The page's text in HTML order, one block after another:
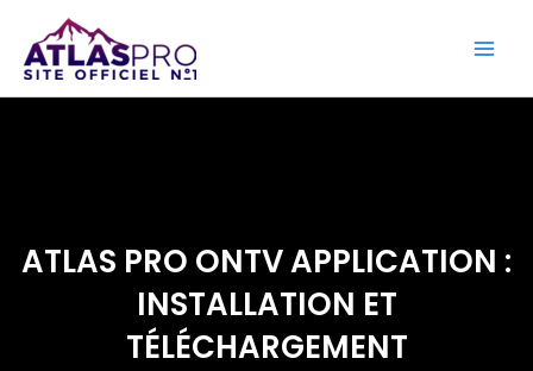
contenu
ATLAS PRO ONTV APPLICATION :
INSTALLATION ET
TÉLÉCHARGEMENT